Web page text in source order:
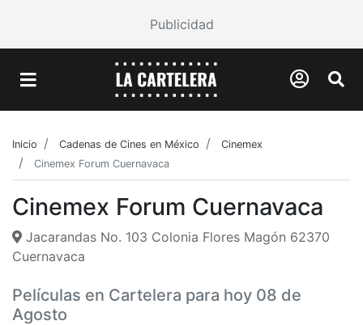
Publicidad
Inicio Cadenas de Cines en México
Cinemex
Cinemex Forum Cuernavaca
Cinemex Forum Cuernavaca
Jacarandas No. 103 Colonia Flores Magón 62370
Cuernavaca
Películas en Cartelera para hoy 08 de
Agosto